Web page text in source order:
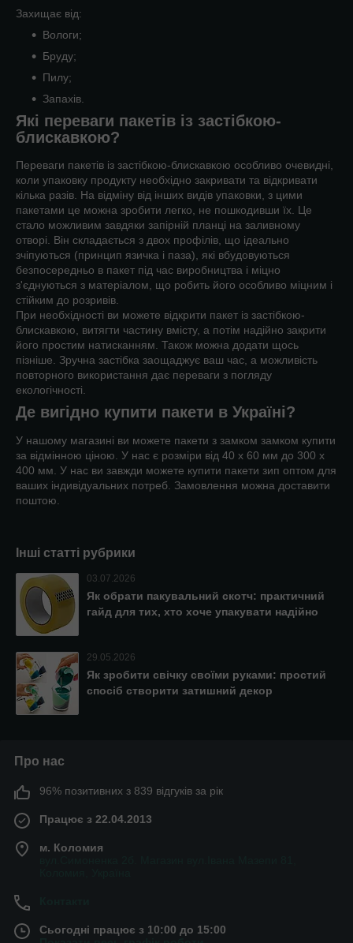
Захищає від:
Вологи;
Бруду;
Пилу;
Запахів.
Які переваги пакетів із застібкою-
блискавкою?
Переваги пакетів із застібкою-блискавкою особливо очевидні,
коли упаковку продукту необхідно закривати та відкривати
кілька разів. На відміну від інших видів упаковки, з цими
пакетами це можна зробити легко, не пошкодивши їх. Це
стало можливим завдяки запірній планці на заливному
отворі. Він складається з двох профілів, що ідеально
зчіпуються (принцип язичка і паза), які вбудовуються
безпосередньо в пакет під час виробництва і міцно
з'єднуються з матеріалом, що робить його особливо міцним і
стійким до розривів.
При необхідності ви можете відкрити пакет із застібкою-
блискавкою, витягти частину вмісту, а потім надійно закрити
його простим натисканням. Також можна додати щось
пізніше. Зручна застібка заощаджує ваш час, а можливість
повторного використання дає переваги з погляду
екологічності.
Де вигідно купити пакети в Україні?
У нашому магазині ви можете пакети з замком замком купити
за відмінною ціною. У нас є розміри від 40 х 60 мм до 300 х
400 мм. У нас ви завжди можете купити пакети зип оптом для
ваших індивідуальних потреб. Замовлення можна доставити
поштою.
Інші статті рубрики
03.07.2026
Як обрати пакувальний скотч: практичний
гайд для тих, хто хоче упакувати надійно
29.05.2026
Як зробити свічку своїми руками: простий
спосіб створити затишний декор
Про нас
96% позитивних з 839 відгуків за рік
Працює з 22.04.2013
м. Коломия
Сьогодні працює з 10:00 до 15:00